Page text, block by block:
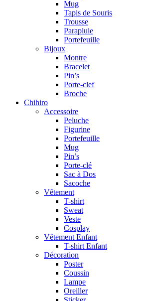
Mug
Tapis de Souris
Trousse
Parapluie
Portefeuille
Bijoux
Montre
Bracelet
Pin’s
Porte-clef
Broche
Chihiro
Accessoire
Peluche
Figurine
Portefeuille
Mug
Pin’s
Porte-clé
Sac à Dos
Sacoche
Vêtement
T-shirt
Sweat
Veste
Cosplay
Vêtement Enfant
T-shirt Enfant
Décoration
Poster
Coussin
Lampe
Oreiller